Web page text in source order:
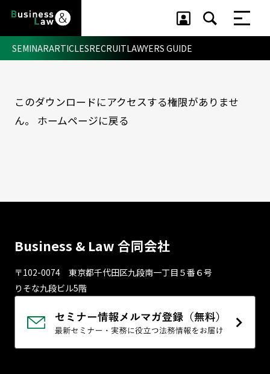
セミナー ・ 記事
セミナー
SEMINARARTICLESRECRUITLAWYERS GUIDE
このダウンロードにアクセスする権限がありませ
ん。 ホームページに戻る
Business & Law 合同会社
〒102-0074 東京都千代⽥区九段南⼀丁⽬５番６号
りそな九段ビル5階